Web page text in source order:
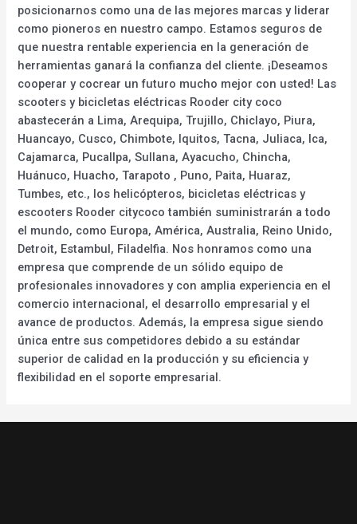
posicionarnos como una de las mejores marcas y liderar
como pioneros en nuestro campo. Estamos seguros de
que nuestra rentable experiencia en la generación de
herramientas ganará la confianza del cliente. ¡Deseamos
cooperar y cocrear un futuro mucho mejor con usted! Las
scooters y bicicletas eléctricas Rooder city coco
abastecerán a Lima, Arequipa, Trujillo, Chiclayo, Piura,
Huancayo, Cusco, Chimbote, Iquitos, Tacna, Juliaca, Ica,
Cajamarca, Pucallpa, Sullana, Ayacucho, Chincha,
Huánuco, Huacho, Tarapoto , Puno, Paita, Huaraz,
Tumbes, etc., los helicópteros, bicicletas eléctricas y
escooters Rooder citycoco también suministrarán a todo
el mundo, como Europa, América, Australia, Reino Unido,
Detroit, Estambul, Filadelfia. Nos honramos como una
empresa que comprende de un sólido equipo de
profesionales innovadores y con amplia experiencia en el
comercio internacional, el desarrollo empresarial y el
avance de productos. Además, la empresa sigue siendo
única entre sus competidores debido a su estándar
superior de calidad en la producción y su eficiencia y
flexibilidad en el soporte empresarial.